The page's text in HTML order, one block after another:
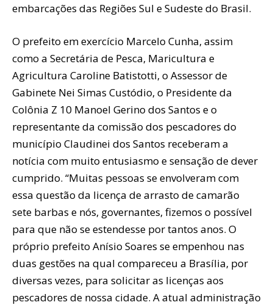
embarcações das Regiões Sul e Sudeste do Brasil.
O prefeito em exercício Marcelo Cunha, assim
como a Secretária de Pesca, Maricultura e
Agricultura Caroline Batistotti, o Assessor de
Gabinete Nei Simas Custódio, o Presidente da
Colônia Z 10 Manoel Gerino dos Santos e o
representante da comissão dos pescadores do
município Claudinei dos Santos receberam a
notícia com muito entusiasmo e sensação de dever
cumprido. “Muitas pessoas se envolveram com
essa questão da licença de arrasto de camarão
sete barbas e nós, governantes, fizemos o possível
para que não se estendesse por tantos anos. O
próprio prefeito Anísio Soares se empenhou nas
duas gestões na qual compareceu a Brasília, por
diversas vezes, para solicitar as licenças aos
pescadores de nossa cidade. A atual administração